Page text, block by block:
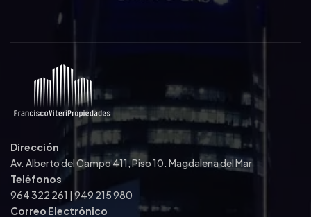
Dirección
Av. Alberto del Campo 411, Piso 10. Magdalena del Mar
Teléfonos
964 322 261 | 949 215 980
Correo Electrónico